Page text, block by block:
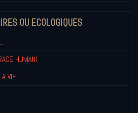
OU ECOLOGIQUES
HUMANI
VIE...